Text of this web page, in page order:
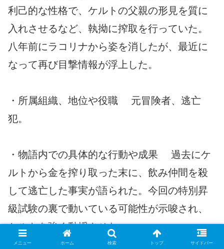
利己的な性格で、ケルトの父親の形見を質に
入れさせるなど、執拗に搾取を行っていた。
八年前にラコリナから姿を消したが、最近に
なって再び目撃情報が浮上した。
・所属組織、地位や役職 元冒険者、逃亡
犯。
・物語内での具体的な行動や成果 過去にケ
ルトから金を搾り取った末に、飲み仲間を殺
して逃亡した事実が語られた。今回の特別昇
級試験の裏で動いている可能性が示唆され、
ケルトを強く動揺させた。
メニュー ホーム 検索 トップ サイドバー